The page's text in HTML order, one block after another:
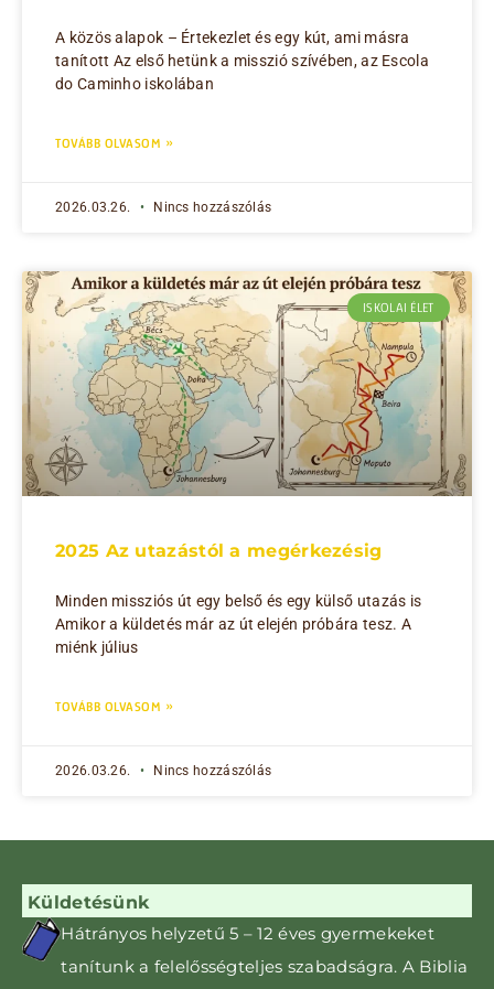
A közös alapok – Értekezlet és egy kút, ami másra
tanított Az első hetünk a misszió szívében, az Escola
do Caminho iskolában
TOVÁBB OLVASOM »
2026.03.26. Nincs hozzászólás
ISKOLAI ÉLET
2025 Az utazástól a megérkezésig
Minden missziós út egy belső és egy külső utazás is
Amikor a küldetés már az út elején próbára tesz. A
miénk július
TOVÁBB OLVASOM »
2026.03.26. Nincs hozzászólás
Küldetésünk
Hátrányos helyzetű 5 – 12 éves gyermekeket
tanítunk a felelősségteljes szabadságra. A Biblia